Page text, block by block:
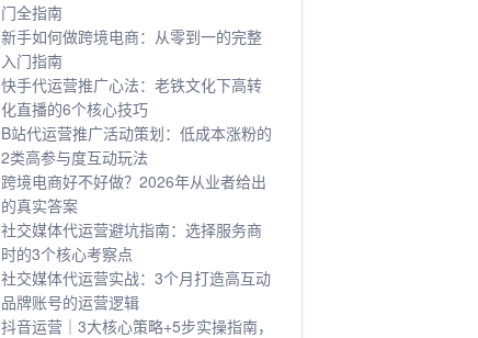
门全指南
新手如何做跨境电商：从零到一的完整
入门指南
快手代运营推广心法：老铁文化下高转
化直播的6个核心技巧
B站代运营推广活动策划：低成本涨粉的
2类高参与度互动玩法
跨境电商好不好做？2026年从业者给出
的真实答案
社交媒体代运营避坑指南：选择服务商
时的3个核心考察点
社交媒体代运营实战：3个月打造高互动
品牌账号的运营逻辑
抖音运营｜3大核心策略+5步实操指南，